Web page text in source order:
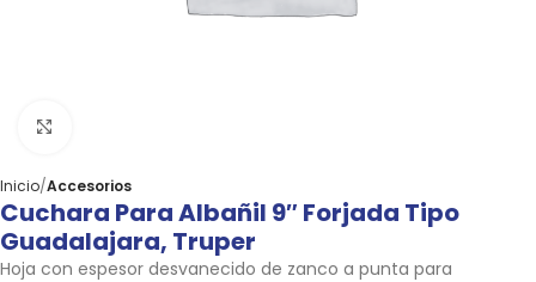
Inicio Accesorios
Cuchara Para Albañil 9″ Forjada Tipo
Guadalajara, Truper
Hoja con espesor desvanecido de zanco a punta para